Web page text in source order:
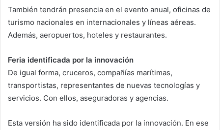
También tendrán presencia en el evento anual, oficinas de
turismo nacionales en internacionales y líneas aéreas.
Además, aeropuertos, hoteles y restaurantes.
Feria identificada por la innovación
De igual forma, cruceros, compañías marítimas,
transportistas, representantes de nuevas tecnologías y
servicios. Con ellos, aseguradoras y agencias.
Esta versión ha sido identificada por la innovación. En ese